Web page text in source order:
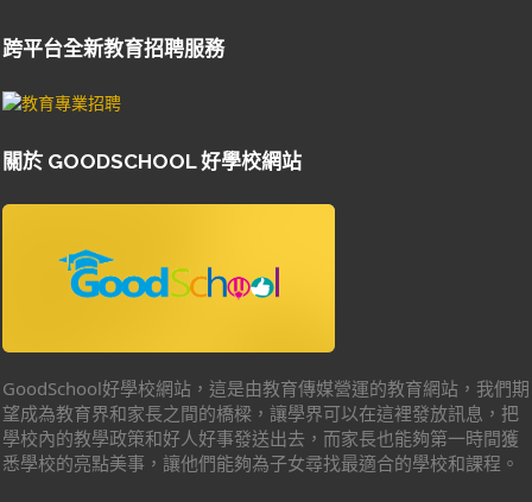
跨平台全新教育招聘服務
關於 GOODSCHOOL 好學校網站
GoodSchool好學校網站，這是由教育傳媒營運的教育網站，我們期
望成為教育界和家長之間的橋樑，讓學界可以在這裡發放訊息，把
學校內的教學政策和好人好事發送出去，而家長也能夠第一時間獲
悉學校的亮點美事，讓他們能夠為子女尋找最適合的學校和課程。